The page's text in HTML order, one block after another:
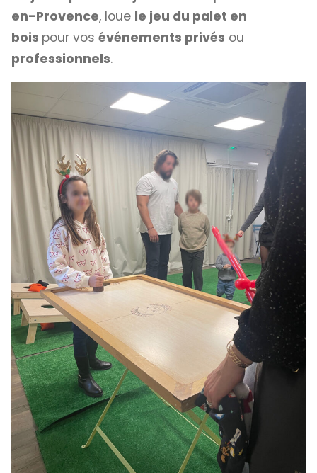
en-Provence, loue le jeu du palet en
bois pour vos événements privés ou
professionnels.